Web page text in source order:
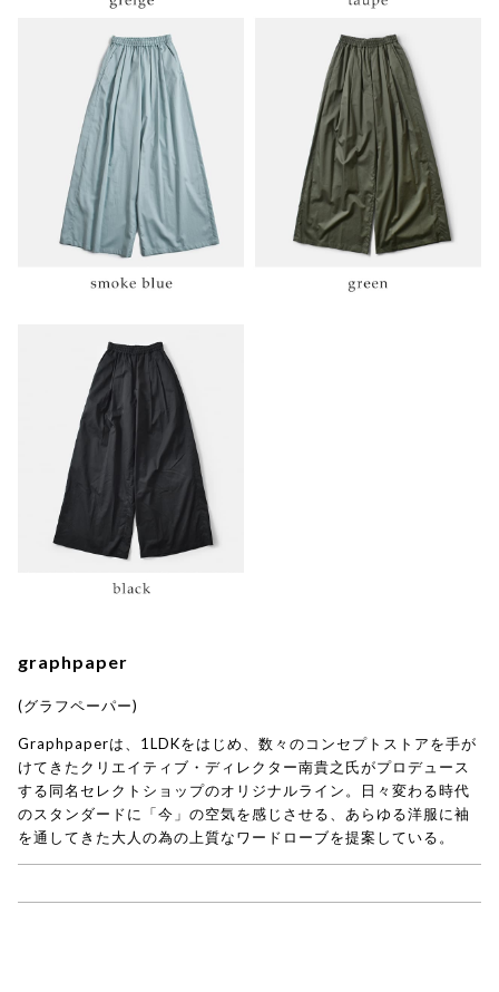
graphpaper
(グラフペーパー)
Graphpaperは、1LDKをはじめ、数々のコンセプトストアを手が
けてきたクリエイティブ・ディレクター南貴之氏がプロデュース
する同名セレクトショップのオリジナルライン。日々変わる時代
のスタンダードに「今」の空気を感じさせる、あらゆる洋服に袖
を通してきた大人の為の上質なワードローブを提案している。